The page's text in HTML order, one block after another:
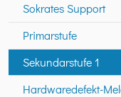
Sokrates Support
Primarstufe
Sekundarstufe 1
Hardwaredefekt-